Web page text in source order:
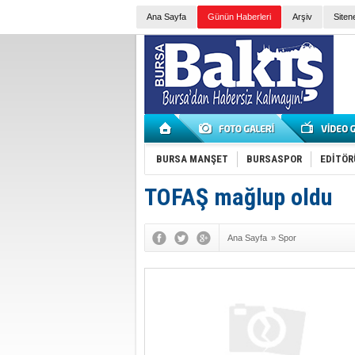
Ana Sayfa Günün Haberleri Arşiv
BURSA MANŞET BURSASPOR
TOFAŞ mağlup oldu
Ana Sayfa » Spor